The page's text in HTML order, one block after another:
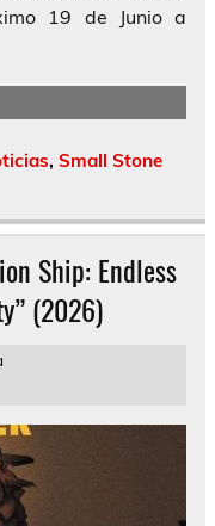
19 de Junio a
, Small Stone
Ship: Endless
(2026)